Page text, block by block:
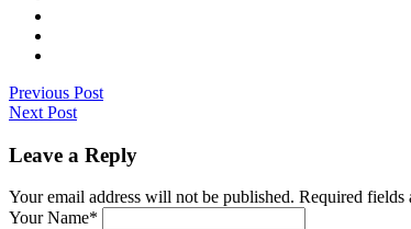
Previous Post
Next Post
Leave a Reply
Your email address will not be published. Required fields
Your Name*